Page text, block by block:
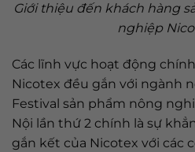
Giới thiệu đến khách hàng
nghiệp
Các lĩnh vực hoạt động
Nicotex đều gắn với ngành
Festival sản phẩm nông
Nội lần thứ 2 chính là sự
gắn kết của Nicotex với các